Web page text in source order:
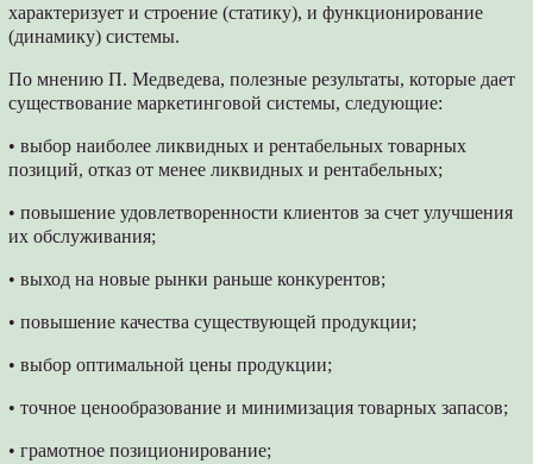
характеризует и строение (статику), и функционирование
(динамику) системы.
По мнению П. Медведева, полезные результаты, которые дает
существование маркетинговой системы, следующие:
• выбор наиболее ликвидных и рентабельных товарных
позиций, отказ от менее ликвидных и рентабельных;
• повышение удовлетворенности клиентов за счет улучшения
их обслуживания;
• выход на новые рынки раньше конкурентов;
• повышение качества существующей продукции;
• выбор оптимальной цены продукции;
• точное ценообразование и минимизация товарных запасов;
• грамотное позиционирование;